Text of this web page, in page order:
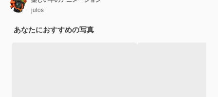
julos
あなたにおすすめの写真